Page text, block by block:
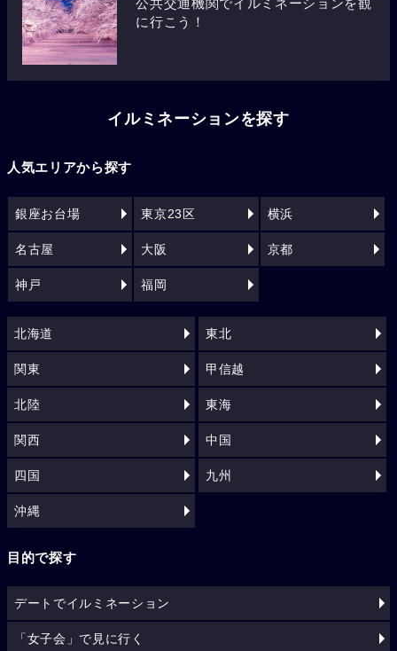
公共交通機関でイルミネーションを観
に行こう！
イルミネーションを探す
人気エリアから探す
銀座お台場 東京23区 横浜
名古屋 大阪 京都
神戸 福岡
北海道 東北
関東 甲信越
北陸 東海
関西 中国
四国 九州
沖縄
目的で探す
デートでイルミネーション
「女子会」で見に行く